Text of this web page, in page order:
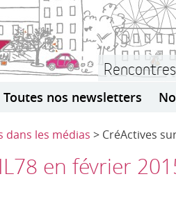
Toutes nos newsletters
dans les médias > CréActives
en février